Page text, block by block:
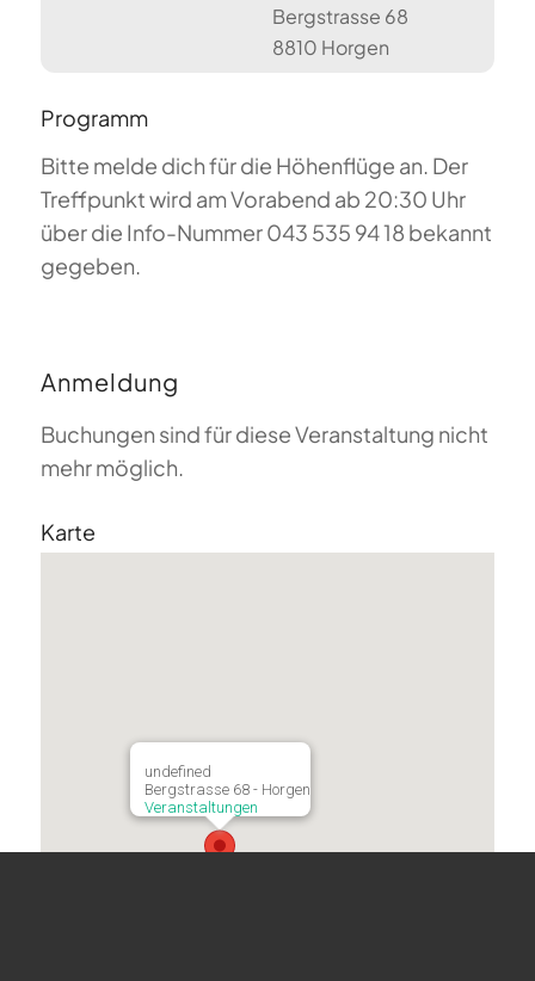
Bergstrasse 68
8810 Horgen
Programm
Bitte melde dich für die Höhenflüge an. Der
Treffpunkt wird am Vorabend ab 20:30 Uhr
über die Info-Nummer 043 535 94 18 bekannt
gegeben.
Anmeldung
Buchungen sind für diese Veranstaltung nicht
mehr möglich.
Karte
undefined
Bergstrasse 68 - Horgen
Veranstaltungen